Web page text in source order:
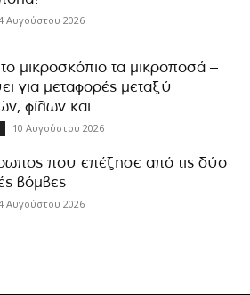
Αυγούστου 2026
μικροσκόπιο τα μικροποσά –
για μεταφορές μεταξύ
φίλων και...
10 Αυγούστου 2026
που επέζησε από τις δύο
βόμβες
Αυγούστου 2026